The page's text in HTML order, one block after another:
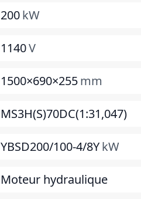
200kW
1140V
1500×690×255mm
MS3H(S)70DC(1:31,047)
YBSD200/100-4/8YkW
Moteur hydraulique